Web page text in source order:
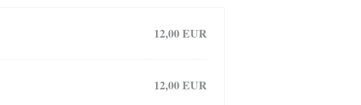
12,00 EUR
12,00 EUR